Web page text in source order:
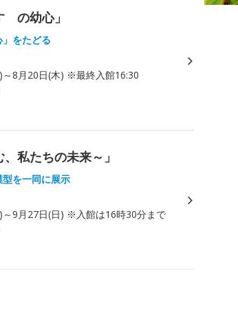
の幼心」
をたどる
～8月20日(木) ※最終入館16:30
私たちの未来～」
を一同に展示
～9月27日(日) ※入館は16時30分まで